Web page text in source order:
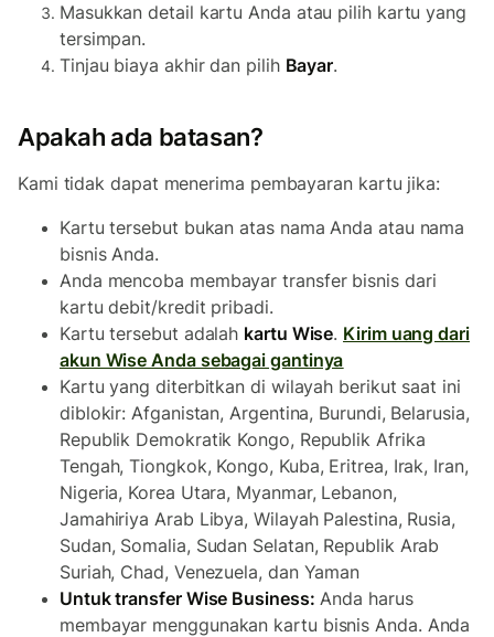
Masukkan detail kartu Anda atau pilih kartu yang
tersimpan.
Tinjau biaya akhir dan pilih Bayar.
Apakah ada batasan?
Kami tidak dapat menerima pembayaran kartu jika:
Kartu tersebut bukan atas nama Anda atau nama
bisnis Anda.
Anda mencoba membayar transfer bisnis dari
kartu debit/kredit pribadi.
Kartu tersebut adalah kartu Wise. Kirim uang dari
akun Wise Anda sebagai gantinya
Kartu yang diterbitkan di wilayah berikut saat ini
diblokir: Afganistan, Argentina, Burundi, Belarusia,
Republik Demokratik Kongo, Republik Afrika
Tengah, Tiongkok, Kongo, Kuba, Eritrea, Irak, Iran,
Nigeria, Korea Utara, Myanmar, Lebanon,
Jamahiriya Arab Libya, Wilayah Palestina, Rusia,
Sudan, Somalia, Sudan Selatan, Republik Arab
Suriah, Chad, Venezuela, dan Yaman
Untuk transfer Wise Business: Anda harus
membayar menggunakan kartu bisnis Anda. Anda